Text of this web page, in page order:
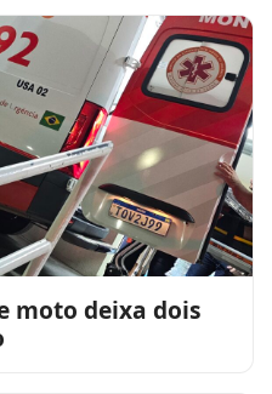
moto deixa dois